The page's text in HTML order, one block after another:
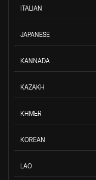
ITALIAN
JAPANESE
KANNADA
KAZAKH
KHMER
KOREAN
LAO